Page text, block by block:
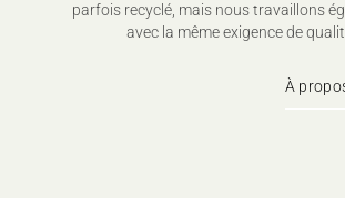
parfois recyclé, mais nous travaillons
avec la même exigence de
À